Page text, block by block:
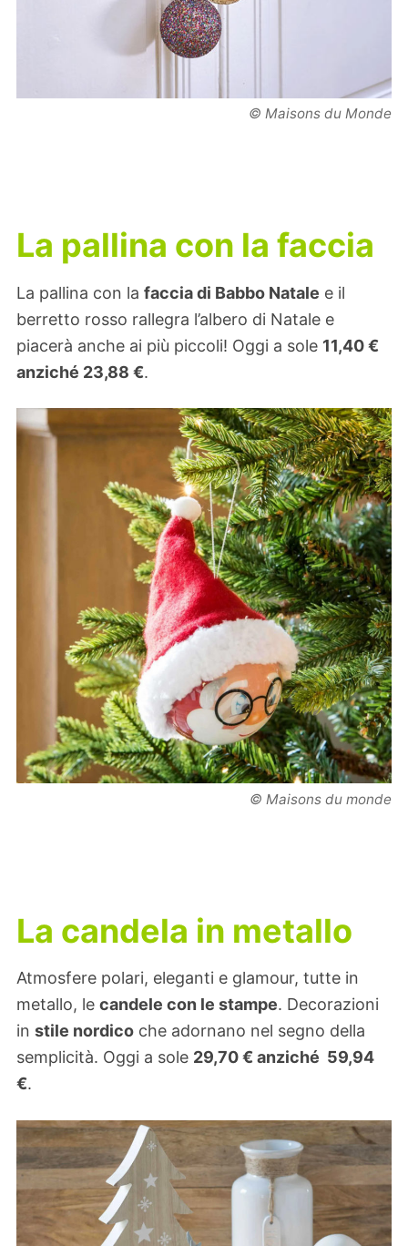
© Maisons du Monde
La pallina con la faccia
La pallina con la faccia di Babbo Natale e il
berretto rosso rallegra l’albero di Natale e
piacerà anche ai più piccoli! Oggi a sole 11,40 €
anziché 23,88 €.
© Maisons du monde
La candela in metallo
Atmosfere polari, eleganti e glamour, tutte in
metallo, le candele con le stampe. Decorazioni
in stile nordico che adornano nel segno della
semplicità. Oggi a sole 29,70€ anziché 59,94
€.